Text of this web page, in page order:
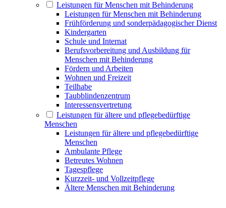
Leistungen für Menschen mit Behinderung
Leistungen für Menschen mit Behinderung
Frühförderung und sonderpädagogischer Dienst
Kindergarten
Schule und Internat
Berufsvorbereitung und Ausbildung für
Menschen mit Behinderung
Fördern und Arbeiten
Wohnen und Freizeit
Teilhabe
Taubblindenzentrum
Interessensvertretung
Leistungen für ältere und pflegebedürftige
Menschen
Leistungen für ältere und pflegebedürftige
Menschen
Ambulante Pflege
Betreutes Wohnen
Tagespflege
Kurzzeit- und Vollzeitpflege
Ältere Menschen mit Behinderung